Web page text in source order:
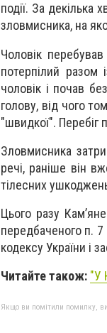
події. За декілька
зловмисника, на
Чоловік перебував
потерпілий разом
чоловік і почав
голову, від чого
"швидкої". Перебіг
Зловмисника
речі, раніше він
тілесних
Цього разу
передбаченого п.
кодексу України і
Читайте також: "У
Якщо ви помітили помилку,